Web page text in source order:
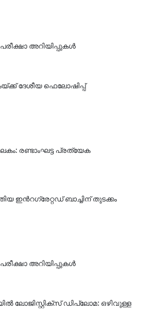
അറിയിപ്പുകൾ
ദേശീയ ഫെലോഷിപ്പ്
രണ്ടാംഘട്ട പ്രത്യേക
ഇന്‍റഗ്രേറ്റഡ് ബാച്ചിന് തുടക്കം
അറിയിപ്പുകൾ
ലോജിസ്റ്റിക്സ് ഡിപ്ലോമ: ഒഴിവുള്ള